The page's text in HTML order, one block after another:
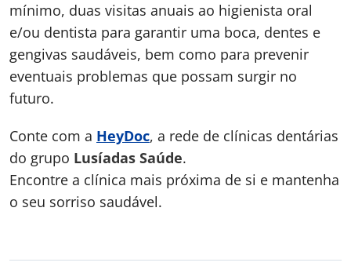
mínimo, duas visitas anuais ao higienista oral
e/ou dentista para garantir uma boca, dentes e
gengivas saudáveis, bem como para prevenir
eventuais problemas que possam surgir no
futuro.
Conte com a HeyDoc, a rede de clínicas dentárias
do grupo Lusíadas Saúde.
Encontre a clínica mais próxima de si e mantenha
o seu sorriso saudável.